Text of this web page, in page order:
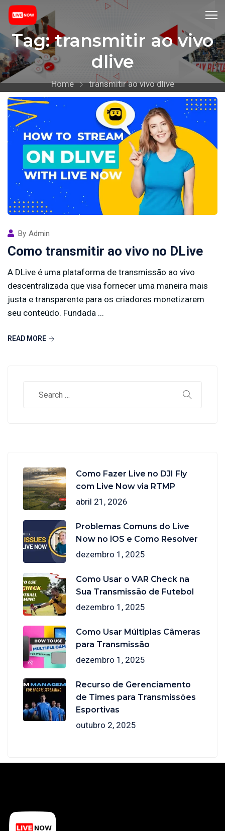
Tag:transmitir ao vivo
dlive
Home transmitir ao vivo dlive
By Admin
Como transmitir ao vivo no DLive
A DLive é uma plataforma de transmissão ao vivo
descentralizada que visa fornecer uma maneira mais
justa e transparente para os criadores monetizarem
seu conteúdo. Fundada ...
READ MORE
Como Fazer Live no DJI Fly
com Live Now via RTMP
abril 21, 2026
Problemas Comuns do Live
Now no iOS e Como Resolver
dezembro 1, 2025
Como Usar o VAR Check na
Sua Transmissão de Futebol
dezembro 1, 2025
Como Usar Múltiplas Câmeras
para Transmissão
dezembro 1, 2025
Recurso de Gerenciamento
de Times para Transmissões
Esportivas
outubro 2, 2025